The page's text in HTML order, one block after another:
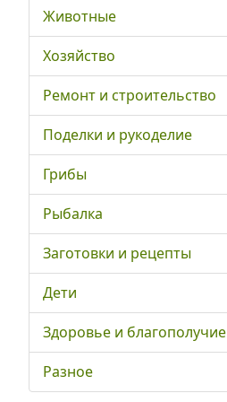
Животные
Хозяйство
Ремонт и строительство
Поделки и рукоделие
Грибы
Рыбалка
Заготовки и рецепты
Дети
Здоровье и благополучие
Разное